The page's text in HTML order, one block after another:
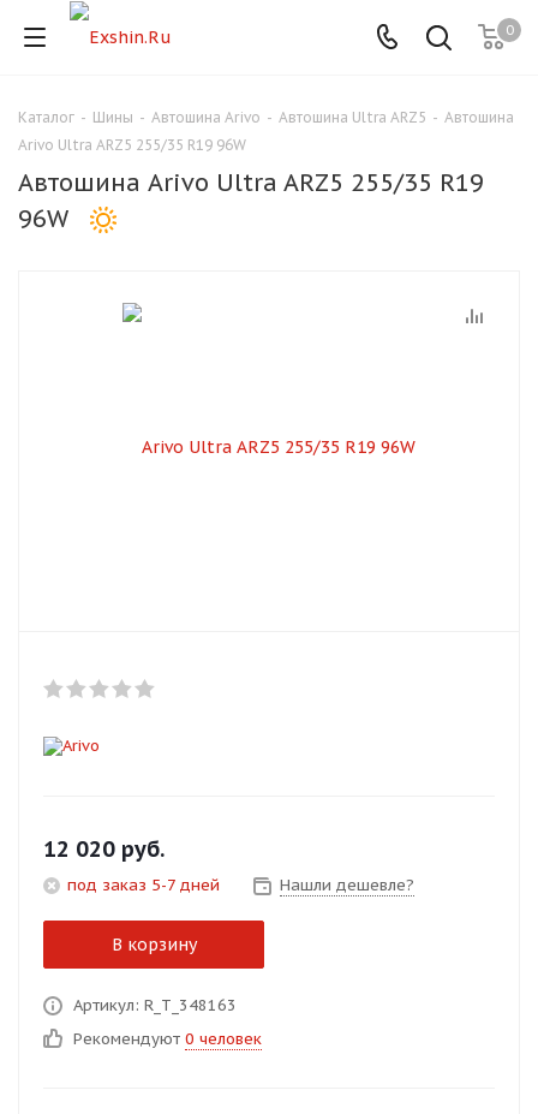
0
Каталог - Шины - Автошина Arivo - Автошина Ultra ARZ5 - Автошина
Arivo Ultra ARZ5 255/35 R19 96W
Автошина Arivo Ultra ARZ5 255/35 R19
96W
12 020 руб.
под заказ 5-7 дней Нашли дешевле?
В корзину
Артикул: R_T_348163
Рекомендуют 0 человек
Для клиентов всех банков
Разбейте
оплату
Оплачивайте сегодня только
Оставшиеся
% будут
списыватьсяс вашей карты
25%каждые 2 недели